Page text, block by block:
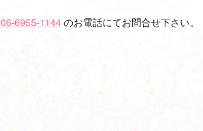
06-6955-1144のお電話にてお問合せ下さい。